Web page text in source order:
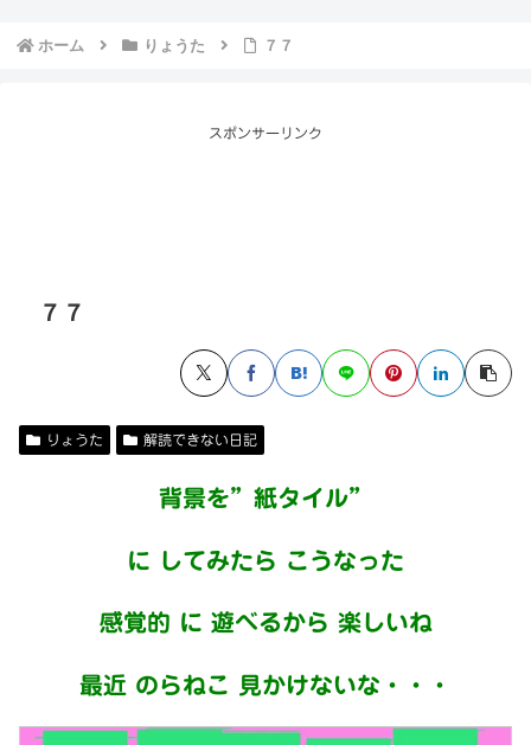
ホーム りょうた ７７
スポンサーリンク
７７
りょうた 解読できない日記
背景を”紙タイル”
に してみたら こうなった
感覚的 に 遊べるから 楽しいね
最近 のらねこ 見かけないな・・・